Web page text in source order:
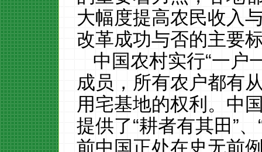
大幅度提高农民收入
改革成功与否的主要
中国农村实行“一户
成员，所有农户都有
用宅基地的权利。中
提供了“耕者有其田”
前中国正处在史无前